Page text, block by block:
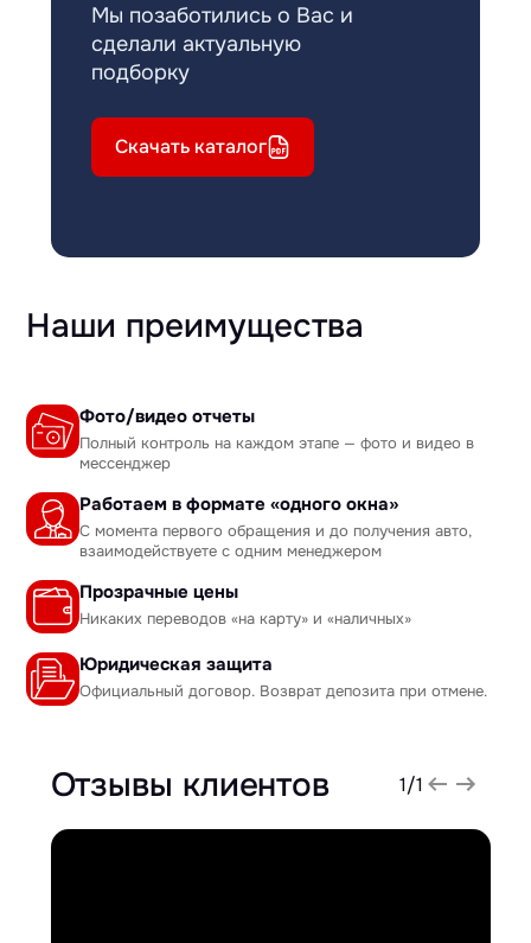
Мы позаботились о Вас и
сделали актуальную
подборку
Скачать каталог
Наши преимущества
Фото/видео отчеты
Полный контроль на каждом этапе — фото и видео в
мессенджер
Работаем в формате «одного окна»
С момента первого обращения и до получения авто,
взаимодействуете с одним менеджером
Прозрачные цены
Никаких переводов «на карту» и «наличных»
Юридическая защита
Официальный договор. Возврат депозита при отмене.
Отзывы клиентов 1/1